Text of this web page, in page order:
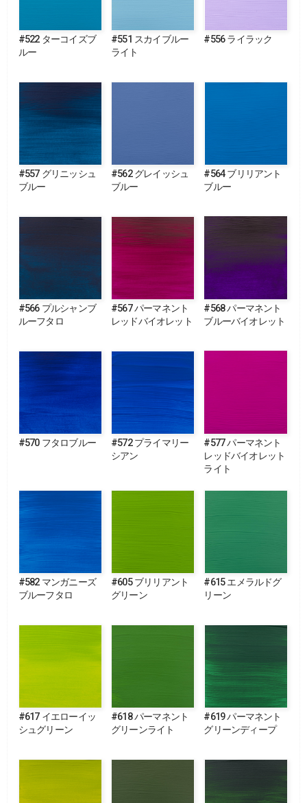
#522 ターコイズブ
ルー
#551 スカイブルー
ライト
#556 ライラック
#557 グリニッシュ
ブルー
#562 グレイッシュ
ブルー
#564 ブリリアント
ブルー
#566 プルシャンブ
ルーフタロ
#567 パーマネント
レッドバイオレット
#568 パーマネント
ブルーバイオレット
#570 フタロブルー
#572 プライマリー
シアン
#577 パーマネント
レッドバイオレット
ライト
#582 マンガニーズ
ブルーフタロ
#605 ブリリアント
グリーン
#615 エメラルドグ
リーン
#617 イエローイッ
シュグリーン
#618 パーマネント
グリーンライト
#619 パーマネント
グリーンディープ